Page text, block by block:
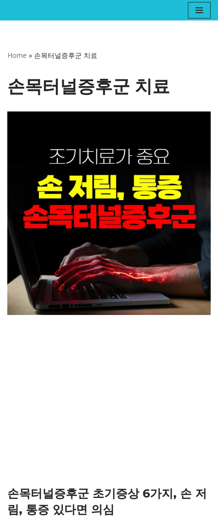
너
뛰
Home » 손목터널증후군 치료
손목터널증후군 치료
손목터널증후군 초기증상 6가지, 손 저
림, 통증 있다면 의심